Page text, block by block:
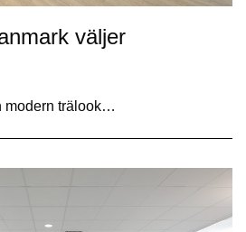
väljer
modern trälook…